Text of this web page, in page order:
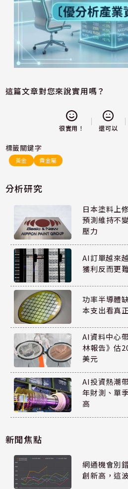
這篇文章對您來說實用嗎？
很實用！ 還可以
標籤關鍵字
黃金 貴金屬
分析研究
日本塗料上
預測維持不
壓力
AI訂單越來
獲利反而更
功率半導體
本支出看真
AI資料中心
林報告》估
美元
AI投資熱潮
年財測、單
高
新聞焦點
網通機會別
創新高，這